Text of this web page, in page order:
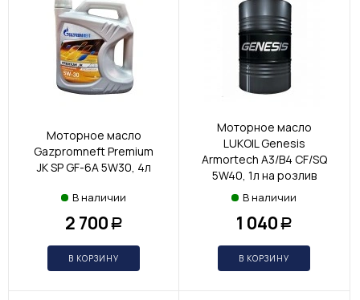
Моторное масло
Gazpromneft Premium
JK SP GF-6A 5W30, 4л
В наличии
2 700 Р
В КОРЗИНУ
Моторное масло
LUKOIL Genesis
Armortech A3/B4 CF/SQ
5W40, 1л на розлив
В наличии
1 040 Р
В КОРЗИНУ